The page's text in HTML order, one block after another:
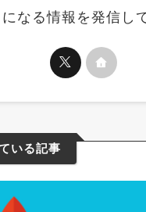
なる情報を発信し
いる記事